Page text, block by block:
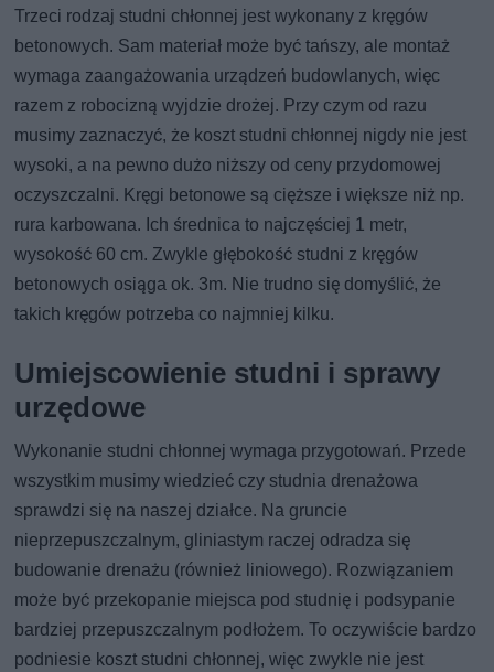
Trzeci rodzaj studni chłonnej jest wykonany z kręgów
betonowych. Sam materiał może być tańszy, ale montaż
wymaga zaangażowania urządzeń budowlanych, więc
razem z robocizną wyjdzie drożej. Przy czym od razu
musimy zaznaczyć, że koszt studni chłonnej nigdy nie jest
wysoki, a na pewno dużo niższy od ceny przydomowej
oczyszczalni. Kręgi betonowe są cięższe i większe niż np.
rura karbowana. Ich średnica to najczęściej 1 metr,
wysokość 60 cm. Zwykle głębokość studni z kręgów
betonowych osiąga ok. 3m. Nie trudno się domyślić, że
takich kręgów potrzeba co najmniej kilku.
Umiejscowienie studni i sprawy
urzędowe
Wykonanie studni chłonnej wymaga przygotowań. Przede
wszystkim musimy wiedzieć czy studnia drenażowa
sprawdzi się na naszej działce. Na gruncie
nieprzepuszczalnym, gliniastym raczej odradza się
budowanie drenażu (również liniowego). Rozwiązaniem
może być przekopanie miejsca pod studnię i podsypanie
bardziej przepuszczalnym podłożem. To oczywiście bardzo
podniesie koszt studni chłonnej, więc zwykle nie jest